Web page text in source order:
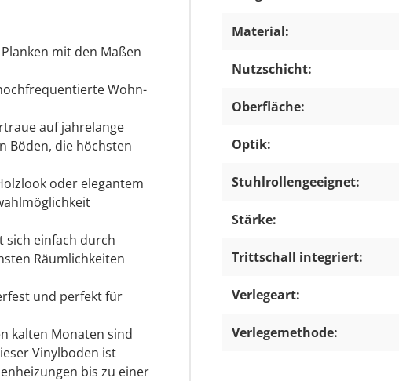
mit den Maßen
Wohn-
auf jahrelange
Böden, die höchsten
oder elegantem
sich einfach durch
Räumlichkeiten
und perfekt für
kalten Monaten sind
Vinylboden ist
bis zu einer
Material:
Nutzschicht:
Oberfläche:
Optik:
Stuhlrollengeeignet:
Stärke:
Trittschall integriert:
Verlegeart:
Verlegemethode: